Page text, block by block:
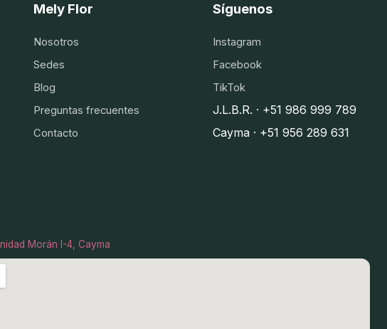
Mely Flor
Nosotros
Sedes
Blog
Preguntas frecuentes
Contacto
Síguenos
Instagram
Facebook
TikTok
J.L.B.R. · +51 986 999 789
Cayma · +51 956 289 631
Morán I-4, Cayma